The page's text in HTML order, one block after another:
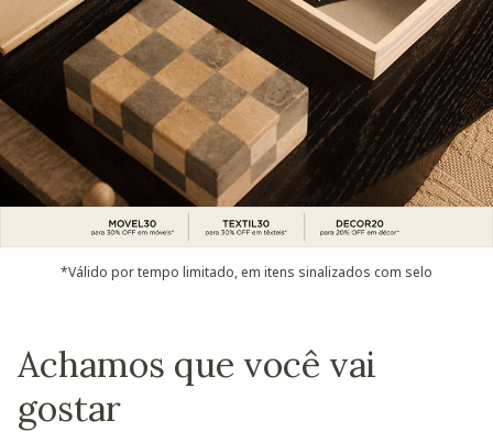
*Válido por tempo limitado, em itens sinalizados com selo
Achamos que você vai
gostar